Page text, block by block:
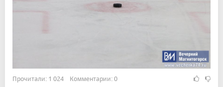
Прочитали: 1 024 Комментарии: 0